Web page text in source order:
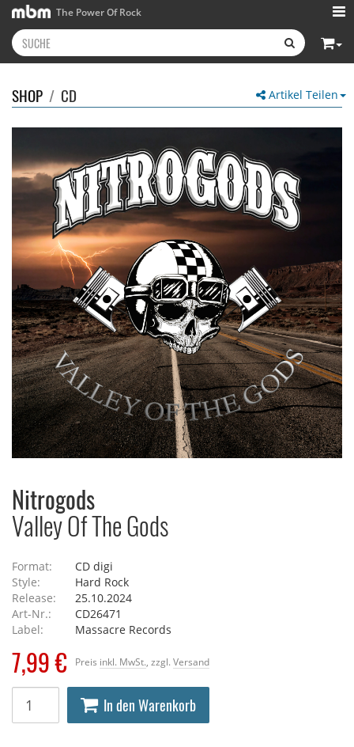
The Power Of Rock
Artikel Teilen
SHOP / CD
Nitrogods
Valley Of The Gods
Format:
CD digi
Style:
Hard Rock
Release:
25.10.2024
Art-Nr.:
CD26471
Label:
Massacre Records
Preis inkl. MwSt. , zzgl. Versand
7,99 €
In den Warenkorb